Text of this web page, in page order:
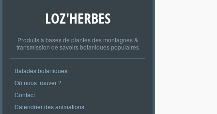
LOZ'HERBES
Produits à bases de plantes des montagnes &
transmission de savoirs botaniques populaires
Balades botaniques
Où nous trouver ?
Contact
Calendrier des animations